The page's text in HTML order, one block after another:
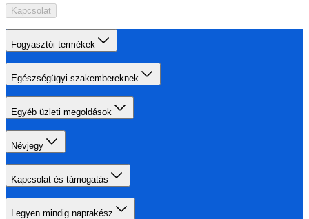
Kapcsolat
Fogyasztói termékek
Egészségügyi szakembereknek
Egyéb üzleti megoldások
Névjegy
Kapcsolat és támogatás
Legyen mindig naprakész